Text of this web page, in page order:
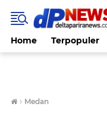
Home Terpopuler
› Medan